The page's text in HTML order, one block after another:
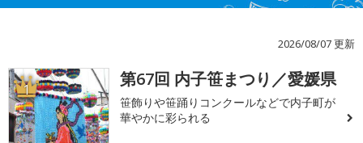
2026/08/07 更新
1 第67回 内子笹まつり／愛媛県
笹飾りや笹踊りコンクールなどで内子町が
華やかに彩られる